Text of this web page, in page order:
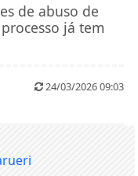
de abuso de
já tem
24/03/2026 09:03